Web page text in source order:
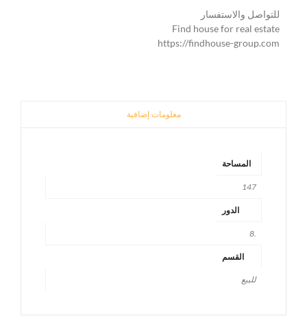
للتواصل والاستفسار
Find house for real estate
https://findhouse-group.com
معلومات إضافية
المساحة
147
الدور
القسم
للبيع